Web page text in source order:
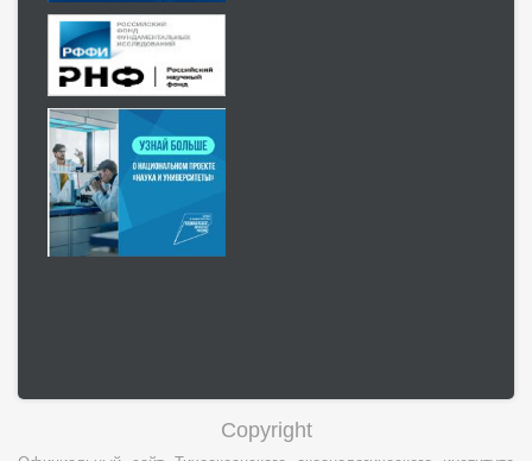
Copyright